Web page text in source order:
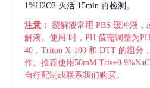
1%H2O2 灭活 15min 再检测。
注意： 裂解液常用 PBS 缓冲液，
解液。使用 时，PH 值需调整为
40，Triton X-100 和 DTT 的组分
作。推荐使用50mM
自行配制或联系我们购买。